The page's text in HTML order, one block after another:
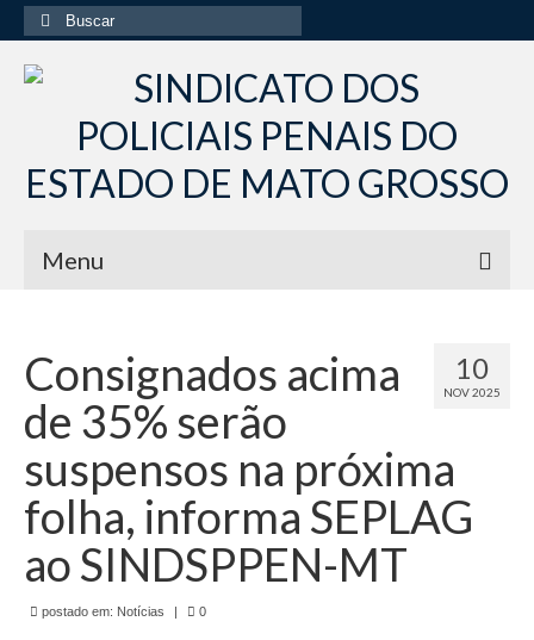
Buscar
por:
Menu
Institucional
Diretoria Sindsppen
Histórico do Sindsppen
Histórico do Sistema Penitenciário do Estado
de Mato Grosso
10
NOV 2025
Consignados acima
de 35% serão
suspensos na próxima
folha, informa SEPLAG
ao SINDSPPEN-MT
postado em: Notícias | 0